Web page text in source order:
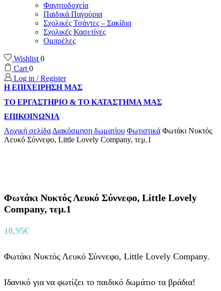
Φαγητοδοχεία
Παιδικά Παγούρια
Σχολικές Τσάντες – Σακίδια
Σχολικές Κασετίνες
Ομπρέλες
Wishlist0
Cart0
Log in / Register
Η ΕΠΙΧΕΙΡΗΣΗ ΜΑΣ
ΤΟ ΕΡΓΑΣΤΗΡΙΟ & ΤΟ ΚΑΤΑΣΤΗΜΑ ΜΑΣ
ΕΠΙΚΟΙΝΩΝΙΑ
Αρχική σελίδα Διακόσμηση δωματίου Φωτιστικά Φωτάκι Νυκτός
Λευκό Σύννεφο, Little Lovely Company, τεμ.1
Φωτάκι Νυκτός Λευκό Σύννεφο, Little Lovely
Company, τεμ.1
18,95€
Φωτάκι Νυκτός Λευκό Σύννεφο, Little Lovely Company.
Ιδανικό για να φωτίζει το παιδικό δωμάτιο τα βράδια!